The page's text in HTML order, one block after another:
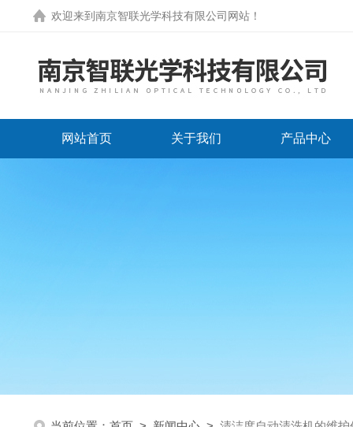
欢迎来到 南京智联光学科技有限公司网站 ！
网站首页 关于我们 产品中心